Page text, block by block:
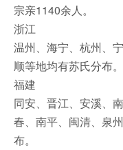
宗亲1140余人。
浙江
温州、海宁、杭州、
顺等地均有苏氏分布。
福建
同安、晋江、安溪、
春、南平、闽清、泉
布。